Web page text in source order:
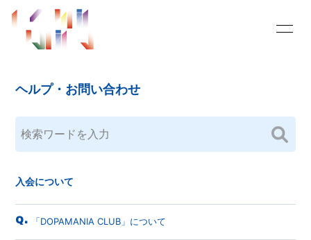
SCHEDULE
RADIO
buy in my mind OFFICIAL SITE
ヘルプ・お問い合わせ
入会について
Q. 「DOPAMANIA CLUB」について